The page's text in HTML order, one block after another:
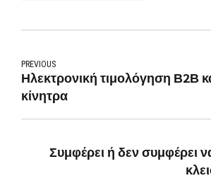
PREVIOUS
Ηλεκτρονική τιμολόγηση Β2Β
κίνητρα
Συμφέρει ή δεν συμφέρει